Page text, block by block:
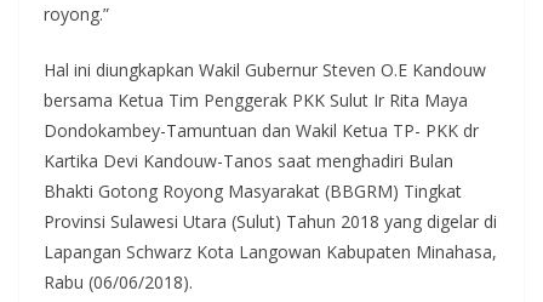
royong.”
Hal ini diungkapkan Wakil Gubernur Steven O.E Kandouw
bersama Ketua Tim Penggerak PKK Sulut Ir Rita Maya
Dondokambey-Tamuntuan dan Wakil Ketua TP- PKK dr
Kartika Devi Kandouw-Tanos saat menghadiri Bulan
Bhakti Gotong Royong Masyarakat (BBGRM) Tingkat
Provinsi Sulawesi Utara (Sulut) Tahun 2018 yang digelar di
Lapangan Schwarz Kota Langowan Kabupaten Minahasa,
Rabu (06/06/2018).